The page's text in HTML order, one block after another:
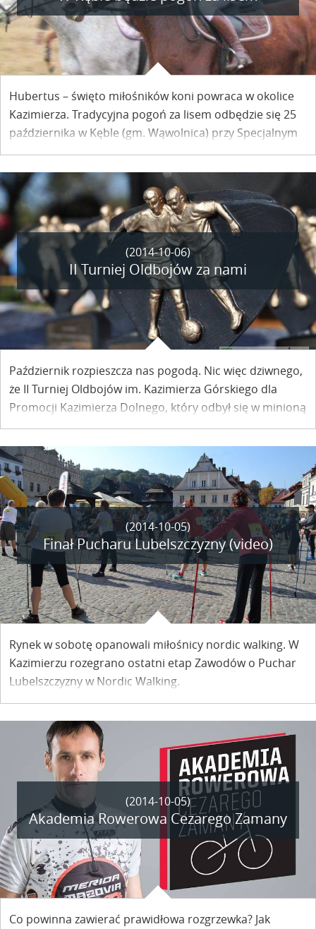
Hubertus – święto miłośników koni powraca w okolice
Kazimierza. Tradycyjna pogoń za lisem odbędzie się 25
października w Kęble (gm. Wąwolnica) przy Specjalnym
Ośrodku Szkolno-Wychowawczym.
(2014-10-06)
II Turniej Oldbojów za nami
Październik rozpieszcza nas pogodą. Nic więc dziwnego,
że II Turniej Oldbojów im. Kazimierza Górskiego dla
Promocji Kazimierza Dolnego, który odbył się w minioną
sobotę cieszył się zainteresowaniem.
(2014-10-05)
Finał Pucharu Lubelszczyzny (video)
Rynek w sobotę opanowali miłośnicy nordic walking. W
Kazimierzu rozegrano ostatni etap Zawodów o Puchar
Lubelszczyzny w Nordic Walking.
(2014-10-05)
Akademia Rowerowa Cezarego Zamany
Co powinna zawierać prawidłowa rozgrzewka? Jak